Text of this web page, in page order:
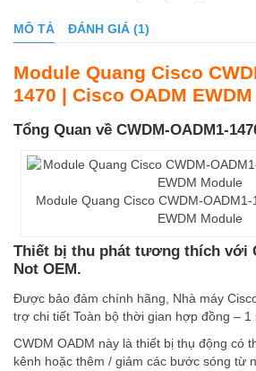
MÔ TẢ ĐÁNH GIÁ (1)
Module Quang Cisco
1470 | Cisco OADM
Tổng Quan về CWDM-OADM1-
Module Quang Cisco CWDM-
EWDM Module
Thiết bị thu phát tương thích với
Not OEM.
Được bảo đảm chính hãng, Nhà máy
trợ chi tiết Toàn bộ thời gian hợp đồng – 1
CWDM OADM này là thiết bị thụ động có
kênh hoặc thêm / giảm các bước sóng từ